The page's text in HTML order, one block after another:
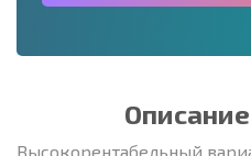
Высокорентабельный